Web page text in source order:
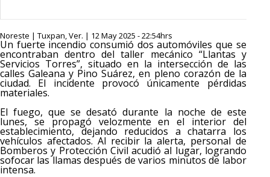
Noreste | Tuxpan, Ver. | 12 May 2025 - 22:54hrs
Un fuerte incendio consumió dos automóviles que se
encontraban dentro del taller mecánico “Llantas y
Servicios Torres”, situado en la intersección de las
calles Galeana y Pino Suárez, en pleno corazón de la
ciudad. El incidente provocó únicamente pérdidas
materiales.
El fuego, que se desató durante la noche de este
lunes, se propagó velozmente en el interior del
establecimiento, dejando reducidos a chatarra los
vehículos afectados. Al recibir la alerta, personal de
Bomberos y Protección Civil acudió al lugar, logrando
sofocar las llamas después de varios minutos de labor
intensa.